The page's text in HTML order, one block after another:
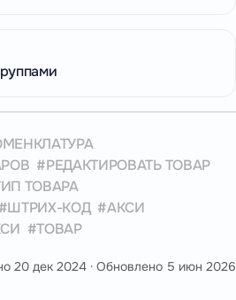
РЕДАКТИРОВАТЬ ТОВАР
ТОВАРА
ШТРИХ-КОД
АКСИ
ТОВАР
20 дек 2024 · Обновлено 5 июн 2026